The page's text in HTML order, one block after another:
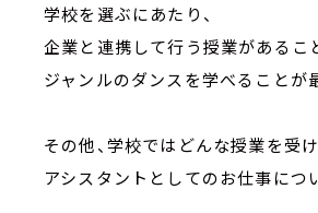
学校を選ぶにあたり、
企業と連携して行う授業がある
ジャンルのダンスを学べることが
その他、学校ではどんな授業を受
アシスタントとしてのお仕事につ